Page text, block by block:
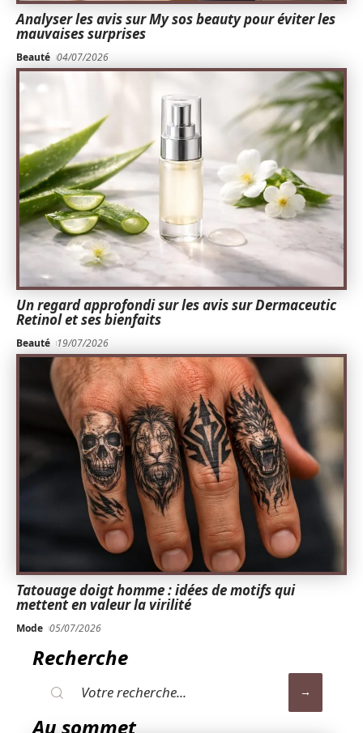
Analyser les avis sur My sos beauty pour éviter les
mauvaises surprises
Beauté 04/07/2026
Un regard approfondi sur les avis sur Dermaceutic
Retinol et ses bienfaits
Beauté 19/07/2026
Tatouage doigt homme : idées de motifs qui
mettent en valeur la virilité
Mode 05/07/2026
Recherche
Au sommet